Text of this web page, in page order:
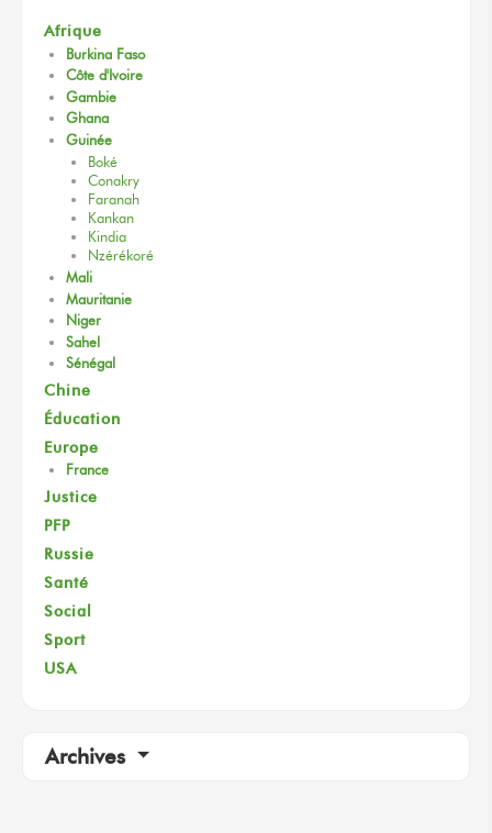
Afrique
Burkina Faso
Côte d'Ivoire
Gambie
Ghana
Guinée
Boké
Conakry
Faranah
Kankan
Kindia
Nzérékoré
Mali
Mauritanie
Niger
Sahel
Sénégal
Chine
Éducation
Europe
France
Justice
PFP
Russie
Santé
Social
Sport
USA
Archives